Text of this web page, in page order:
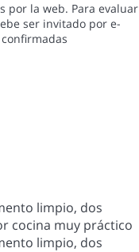
por la web. Para evaluar
ser invitado por e-
limpio, dos
cocina muy práctico
limpio, dos